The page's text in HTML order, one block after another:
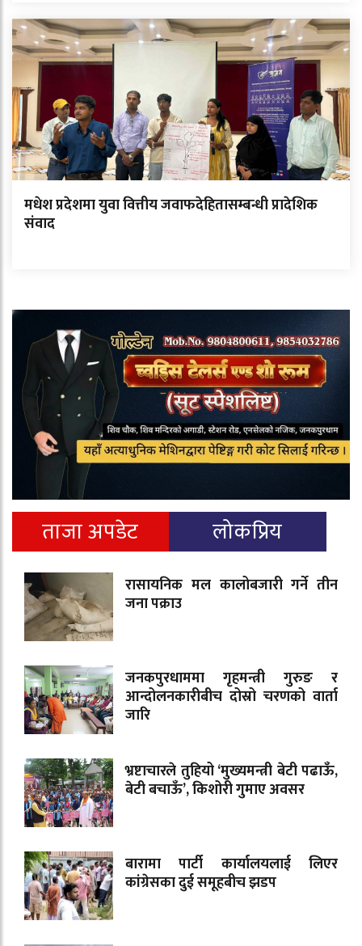
मधेश प्रदेशमा युवा वित्तीय जवाफदेहितासम्बन्धी प्रादेशिक
संवाद
ताजा अपडेट लोकप्रिय
रासायनिक मल कालोबजारी गर्ने तीन
जना पक्राउ
जनकपुरधाममा गृहमन्त्री गुरुङ र
आन्दोलनकारीबीच दोस्रो चरणको वार्ता
जारि
भ्रष्टाचारले तुहियो ‘मुख्यमन्त्री बेटी पढाऊँ,
बेटी बचाऊँ’, किशोरी गुमाए अवसर
बारामा पार्टी कार्यालयलाई लिएर
कांग्रेसका दुई समूहबीच झडप